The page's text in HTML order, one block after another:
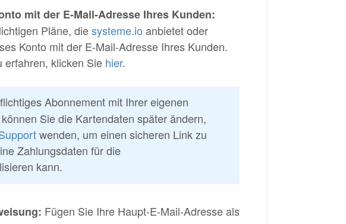
mit der E-Mail-Adresse Ihres Kunden:
Pläne, diesysteme.io anbietet oder
Konto mit der E-Mail-Adresse Ihres Kunden.
erfahren, klicken Sie hier.
Abonnement mit Ihrer eigenen
Sie die Kartendaten später ändern,
wenden, um einen sicheren Link zu
Zahlungsdaten für die
kann.
Fügen Sie Ihre Haupt-E-Mail-Adresse als